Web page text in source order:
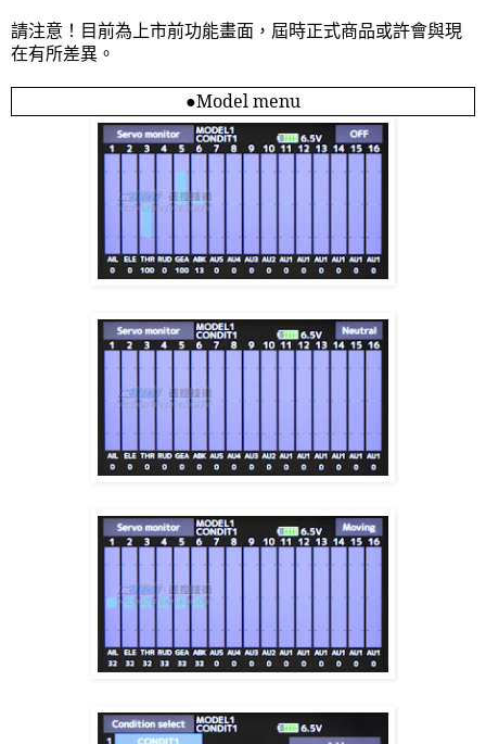
請注意！目前為上市前功能畫面，屆時正式商品或許會與現
在有所差異。
●Model menu